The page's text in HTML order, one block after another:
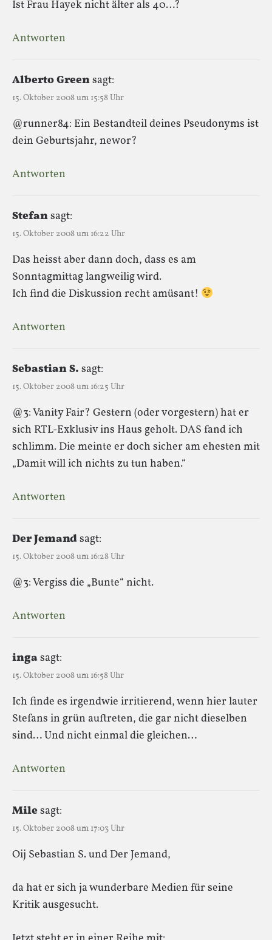
Ist Frau Hayek nicht älter als 40…?
Antworten
Alberto Greensagt:
15. Oktober 2008 um 15:58 Uhr
@runner84: Ein Bestandteil deines Pseudonyms ist
dein Geburtsjahr, newor?
Antworten
Stefansagt:
15. Oktober 2008 um 16:22 Uhr
Das heisst aber dann doch, dass es am
Sonntagmittag langweilig wird.
Ich find die Diskussion recht amüsant!
Antworten
Sebastian S. sagt:
15. Oktober 2008 um 16:25 Uhr
@3: Vanity Fair? Gestern (oder vorgestern) hat er
sich RTL-Exklusiv ins Haus geholt. DAS fand ich
schlimm. Die meinte er doch sicher am ehesten mit
„Damit will ich nichts zu tun haben.“
Antworten
Der Jemandsagt:
15. Oktober 2008 um 16:28 Uhr
@3: Vergiss die „Bunte“ nicht.
Antworten
ingasagt:
15. Oktober 2008 um 16:58 Uhr
Ich finde es irgendwie irritierend, wenn hier lauter
Stefans in grün auftreten, die gar nicht dieselben
sind… Und nicht einmal die gleichen…
Antworten
Milesagt:
15. Oktober 2008 um 17:03 Uhr
Oij Sebastian S. und Der Jemand,
da hat er sich ja wunderbare Medien für seine
Kritik ausgesucht.